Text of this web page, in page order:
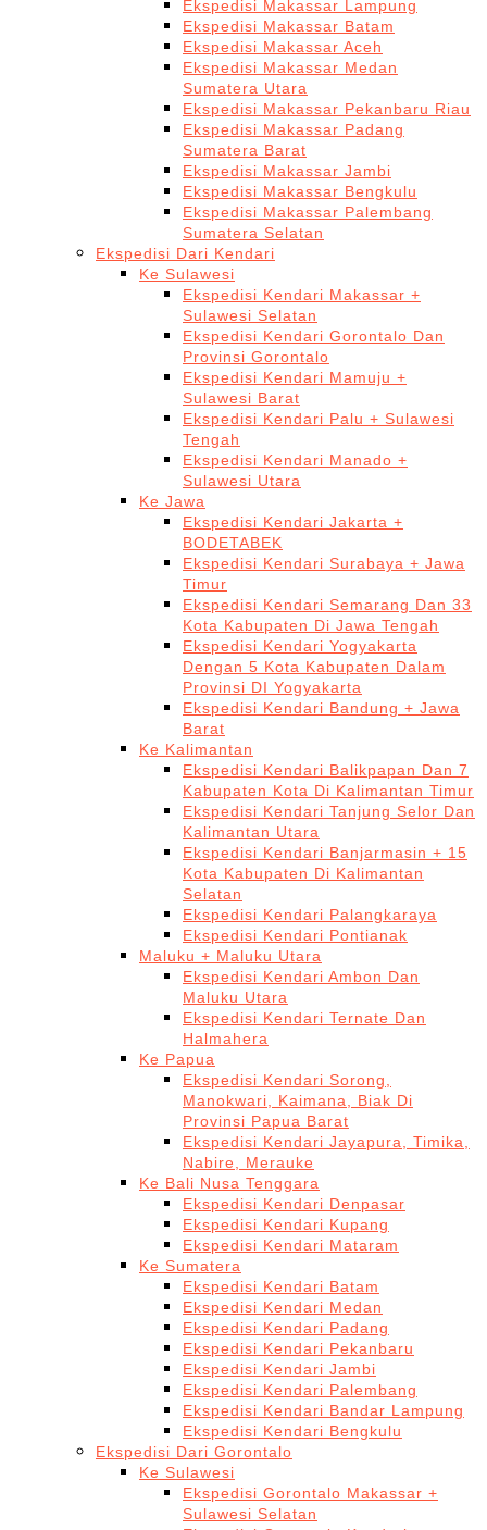
Ekspedisi Makassar Lampung
Ekspedisi Makassar Batam
Ekspedisi Makassar Aceh
Ekspedisi Makassar Medan
Sumatera Utara
Ekspedisi Makassar Pekanbaru Riau
Ekspedisi Makassar Padang
Sumatera Barat
Ekspedisi Makassar Jambi
Ekspedisi Makassar Bengkulu
Ekspedisi Makassar Palembang
Sumatera Selatan
Ekspedisi Dari Kendari
Ke Sulawesi
Ekspedisi Kendari Makassar +
Sulawesi Selatan
Ekspedisi Kendari Gorontalo Dan
Provinsi Gorontalo
Ekspedisi Kendari Mamuju +
Sulawesi Barat
Ekspedisi Kendari Palu + Sulawesi
Tengah
Ekspedisi Kendari Manado +
Sulawesi Utara
Ke Jawa
Ekspedisi Kendari Jakarta +
BODETABEK
Ekspedisi Kendari Surabaya + Jawa
Timur
Ekspedisi Kendari Semarang Dan 33
Kota Kabupaten Di Jawa Tengah
Ekspedisi Kendari Yogyakarta
Dengan 5 Kota Kabupaten Dalam
Provinsi DI Yogyakarta
Ekspedisi Kendari Bandung + Jawa
Barat
Ke Kalimantan
Ekspedisi Kendari Balikpapan Dan 7
Kabupaten Kota Di Kalimantan Timur
Ekspedisi Kendari Tanjung Selor Dan
Kalimantan Utara
Ekspedisi Kendari Banjarmasin + 15
Kota Kabupaten Di Kalimantan
Selatan
Ekspedisi Kendari Palangkaraya
Ekspedisi Kendari Pontianak
Maluku + Maluku Utara
Ekspedisi Kendari Ambon Dan
Maluku Utara
Ekspedisi Kendari Ternate Dan
Halmahera
Ke Papua
Ekspedisi Kendari Sorong,
Manokwari, Kaimana, Biak Di
Provinsi Papua Barat
Ekspedisi Kendari Jayapura, Timika,
Nabire, Merauke
Ke Bali Nusa Tenggara
Ekspedisi Kendari Denpasar
Ekspedisi Kendari Kupang
Ekspedisi Kendari Mataram
Ke Sumatera
Ekspedisi Kendari Batam
Ekspedisi Kendari Medan
Ekspedisi Kendari Padang
Ekspedisi Kendari Pekanbaru
Ekspedisi Kendari Jambi
Ekspedisi Kendari Palembang
Ekspedisi Kendari Bandar Lampung
Ekspedisi Kendari Bengkulu
Ekspedisi Dari Gorontalo
Ke Sulawesi
Ekspedisi Gorontalo Makassar +
Sulawesi Selatan